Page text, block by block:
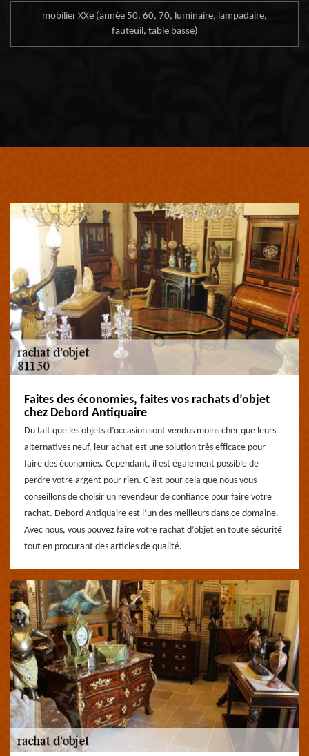
mobilier XXe (année 50, 60, 70, luminaire, lampadaire,
fauteuil, table basse)
Faites des économies, faites vos rachats d’objet
chez Debord Antiquaire
Du fait que les objets d’occasion sont vendus moins cher que leurs
alternatives neuf, leur achat est une solution très efficace pour
faire des économies. Cependant, il est également possible de
perdre votre argent pour rien. C’est pour cela que nous vous
conseillons de choisir un revendeur de confiance pour faire votre
rachat. Debord Antiquaire est l’un des meilleurs dans ce domaine.
Avec nous, vous pouvez faire votre rachat d’objet en toute sécurité
tout en procurant des articles de qualité.